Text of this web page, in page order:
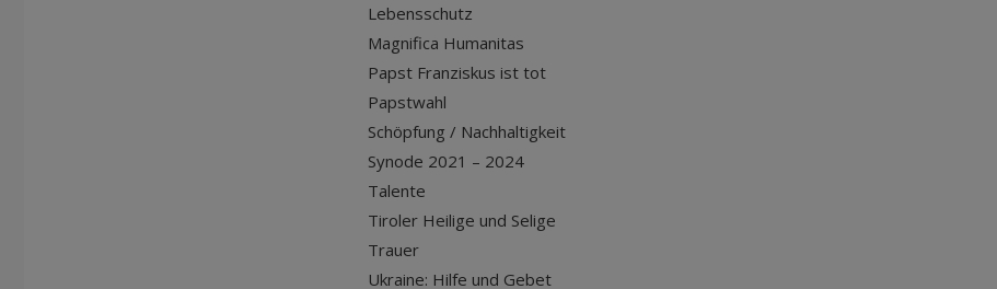
Lebensschutz
Magnifica Humanitas
Papst Franziskus ist tot
Papstwahl
Schöpfung / Nachhaltigkeit
Synode 2021 – 2024
Talente
Tiroler Heilige und Selige
Trauer
Ukraine: Hilfe und Gebet